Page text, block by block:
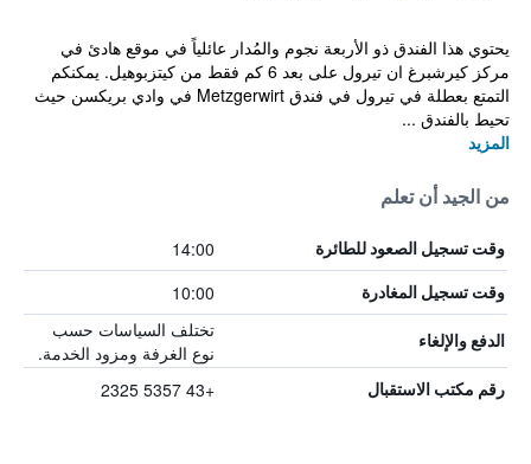
يحتوي هذا الفندق ذو الأربعة نجوم والمُدار عائلياً في موقع هادئ في
مركز كيرشبرغ ان تيرول على بعد 6 كم فقط من كيتزبوهيل. يمكنكم
التمتع بعطلة في تيرول في فندق Metzgerwirt في وادي بريكسن حيث
تحيط بالفندق ...
المزيد
من الجيد أن تعلم
وقت تسجيل الصعود للطائرة 14:00
وقت تسجيل المغادرة 10:00
الدفع والإلغاء
تختلف السياسات حسب
نوع الغرفة ومزود الخدمة.
رقم مكتب الاستقبال +43 5357 2325